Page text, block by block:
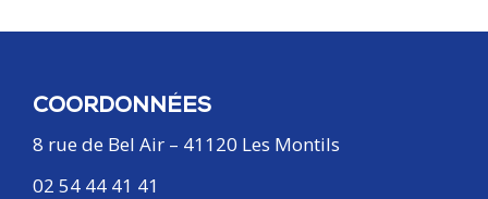
COORDONNÉES
8 rue de Bel Air – 41120 Les Montils
02 54 44 41 41